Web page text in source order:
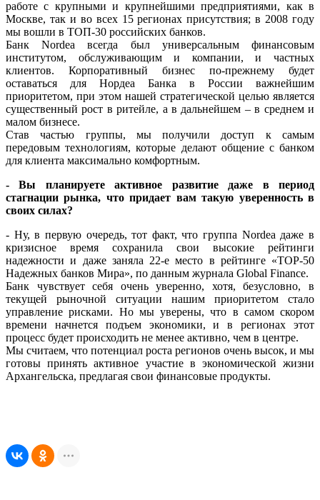
работе с крупными и крупнейшими предприятиями, как в
Москве, так и во всех 15 регионах присутствия; в 2008 году
мы вошли в ТОП-30 российских банков.
Банк Nordea всегда был универсальным финансовым
институтом, обслуживающим и компании, и частных
клиентов. Корпоративный бизнес по-прежнему будет
оставаться для Нордеа Банка в России важнейшим
приоритетом, при этом нашей стратегической целью является
существенный рост в ритейле, а в дальнейшем – в среднем и
малом бизнесе.
Став частью группы, мы получили доступ к самым
передовым технологиям, которые делают общение с банком
для клиента максимально комфортным.
- Вы планируете активное развитие даже в период
стагнации рынка, что придает вам такую уверенность в
своих силах?
- Ну, в первую очередь, тот факт, что группа Nordea даже в
кризисное время сохранила свои высокие рейтинги
надежности и даже заняла 22-е место в рейтинге «TOP-50
Надежных банков Мира», по данным журнала Global Finance.
Банк чувствует себя очень уверенно, хотя, безусловно, в
текущей рыночной ситуации нашим приоритетом стало
управление рисками. Но мы уверены, что в самом скором
времени начнется подъем экономики, и в регионах этот
процесс будет происходить не менее активно, чем в центре.
Мы считаем, что потенциал роста регионов очень высок, и мы
готовы принять активное участие в экономической жизни
Архангельска, предлагая свои финансовые продукты.